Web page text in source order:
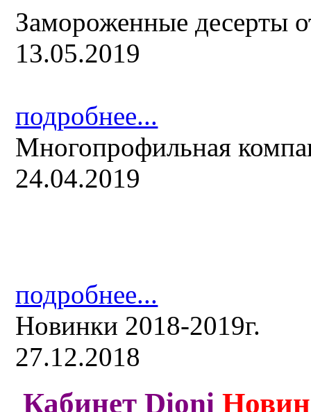
Замороженные десерты
13.05.2019
подробнее...
Многопрофильная
24.04.2019
подробнее...
Новинки 2018-2019г.
27.12.2018
Кабинет Dioni